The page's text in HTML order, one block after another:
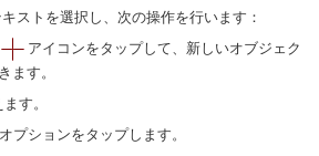
ストを選択し、次の操作を行います：
アイコンをタップして、新しいオブジェク
ます。
す。
オプションをタップします。